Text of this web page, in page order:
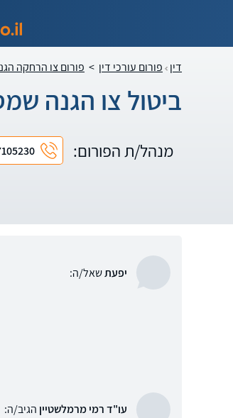
דין פורום עורכי דין > פורום צו הרחקה
ביטול צו הגנה
מנהל/ת הפורום:
יפעתשאל/ה:
עו"ד רמי מרמלשטיין הגיב/ה: